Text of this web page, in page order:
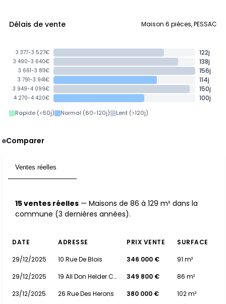
Délais de vente Maison 6 pièces, PESSAC
3 377-3 527€ 122j
3 490-3 640€ 138j
3 661-3 811€ 156j
3 791-3 941€ 114j
3 949-4 099€ 150j
4 270-4 420€ 100j
Rapide (<60j) Normal (60-120j) Lent (>120j)
Comparer
Ventes réelles
15 ventes réelles — Maisons de 86 à 129 m² dans la
commune (3 dernières années).
DATE ADRESSE PRIX VENTE
SURFACE
29/12/2025
10 Rue De Blois 346 000 €
91 m²
29/12/2025
19 All Don Helder Camara 349 800 €
86 m²
23/12/2025
26 Rue Des Herons 380 000 €
102 m²